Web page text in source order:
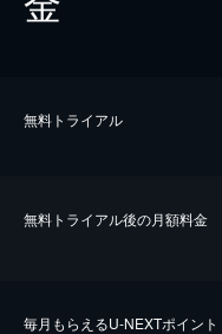
無料トライアル
無料トライアル後の⽉額料金
毎⽉もらえるU-NEXTポイント